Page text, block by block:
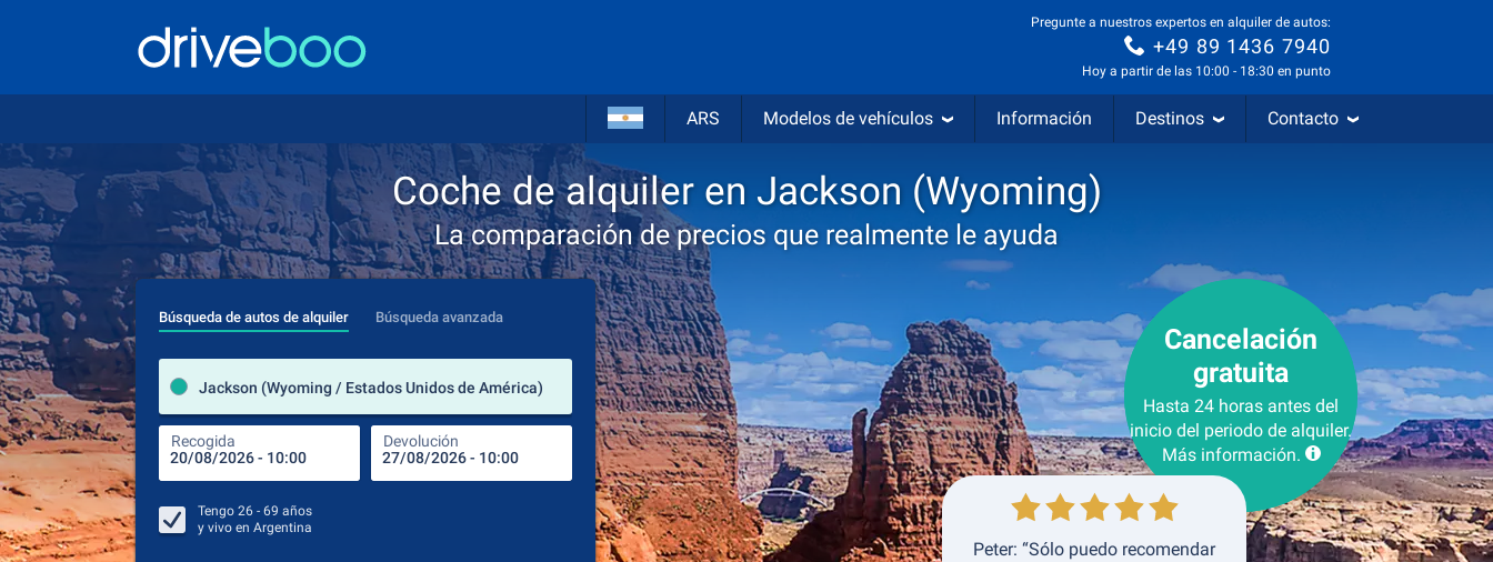
Pregunte a nuestros expertos en alquiler de autos:
+49 89 1436 7940
Hoy a partir de las 10:00 - 18:30 en punto
ARS Modelos de vehículos Información Destinos Contacto
Coche de alquiler en Jackson (Wyoming)
La comparación de precios que realmente le ayuda
Búsqueda de autos de alquiler Búsqueda avanzada
Jackson (Wyoming / Estados Unidos de América)
Recogida Devolución
lugar de alquiler
Lugar de devolución
Recogida Devolución
Tengo 26 - 69 años
y vivo en Argentina
Cancelación
gratuita
Hasta 24 horas antes del
inicio del periodo de alquiler.
Más información.
Peter: “Sólo puedo recomendar